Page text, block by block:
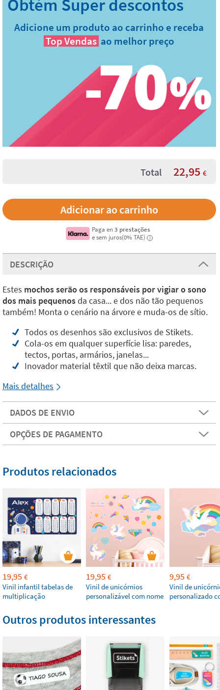
Adicione um produto ao carrinho e receba
Top Vendas ao melhor preço
Total 22,95 €
Paga en3 prestações
e sem juros(0% TAE)
i
DESCRIÇÃO
Estes mochos serão os responsáveis por vigiar o sono
dos mais pequenosda casa... e dos não tão pequenos
também! Monta o cenário na árvore e muda-os de sítio.
Todos os desenhos são exclusivos de Stikets.
Cola-os em qualquer superfície lisa: paredes,
tectos, portas, armários, janelas...
Inovador material têxtil que não deixa marcas.
Mais detalhes
DADOS DE ENVIO
OPÇÕES DE PAGAMENTO
Produtos relacionados
19,95 €
Vinil infantil tabelas de
multiplicação
19,95 €
Vinil de unicórnios
personalizável com nome
9,95 €
Vinil de
personalizado
Outros produtos interessantes